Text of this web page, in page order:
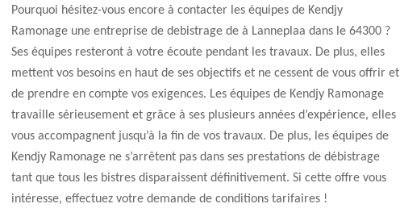
Pourquoi hésitez-vous encore à contacter les équipes de Kendjy
Ramonage une entreprise de debistrage de à Lanneplaa dans le 64300 ?
Ses équipes resteront à votre écoute pendant les travaux. De plus, elles
mettent vos besoins en haut de ses objectifs et ne cessent de vous offrir et
de prendre en compte vos exigences. Les équipes de Kendjy Ramonage
travaille sérieusement et grâce à ses plusieurs années d’expérience, elles
vous accompagnent jusqu’à la fin de vos travaux. De plus, les équipes de
Kendjy Ramonage ne s’arrêtent pas dans ses prestations de débistrage
tant que tous les bistres disparaissent définitivement. Si cette offre vous
intéresse, effectuez votre demande de conditions tarifaires !